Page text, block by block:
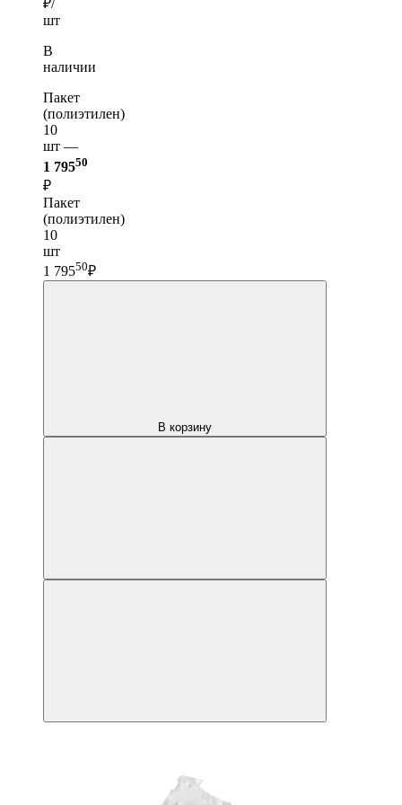
₽/
шт
В
наличии
Пакет
(полиэтилен)
10
шт —
1 79550
₽
Пакет
(полиэтилен)
10
шт
1 79550₽
В корзину